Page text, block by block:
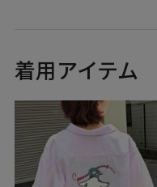
着用アイテム